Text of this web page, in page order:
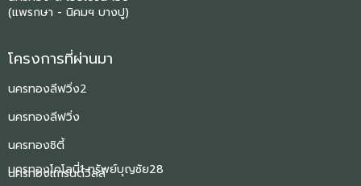
(แพรกษา - นิคมฯ บางปู)
โครงการที่ผ่านมา
นครทองลีฟวิ่ง2
นครทองลีฟวิ่ง
นครทองซิตี้
นครทองแกรนด์วิลล์
นครทองโคโลนี่1 ทรัพย์บุญชัย28